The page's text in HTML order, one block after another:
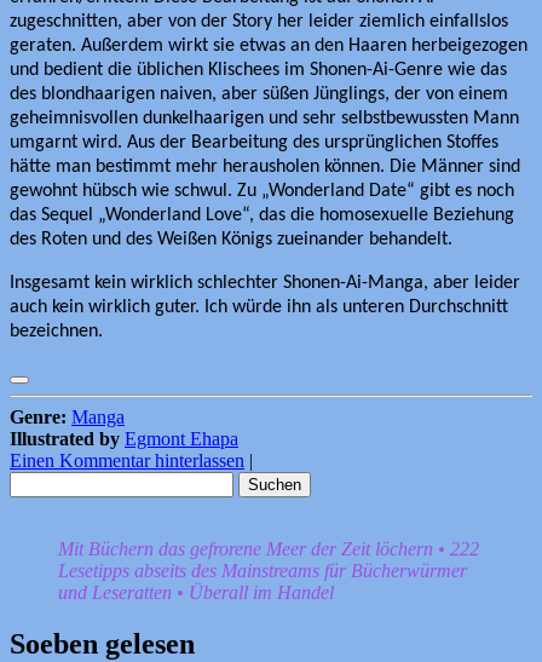
zugeschnitten, aber von der Story her leider ziemlich einfallslos
geraten. Außerdem wirkt sie etwas an den Haaren herbeigezogen
und bedient die üblichen Klischees im Shonen-Ai-Genre wie das
des blondhaarigen naiven, aber süßen Jünglings, der von einem
geheimnisvollen dunkelhaarigen und sehr selbstbewussten Mann
umgarnt wird. Aus der Bearbeitung des ursprünglichen Stoffes
hätte man bestimmt mehr herausholen können. Die Männer sind
gewohnt hübsch wie schwul. Zu „Wonderland Date“ gibt es noch
das Sequel „Wonderland Love“, das die homosexuelle Beziehung
des Roten und des Weißen Königs zueinander behandelt.
Insgesamt kein wirklich schlechter Shonen-Ai-Manga, aber leider
auch kein wirklich guter. Ich würde ihn als unteren Durchschnitt
bezeichnen.
Genre: Manga
Illustrated by Egmont Ehapa
Einen Kommentar hinterlassen
nach:
Mit Büchern das gefrorene Meer der Zeit löchern • 222
Lesetipps abseits des Mainstreams für Bücherwürmer
und Leseratten • Überall im Handel
Soeben gelesen